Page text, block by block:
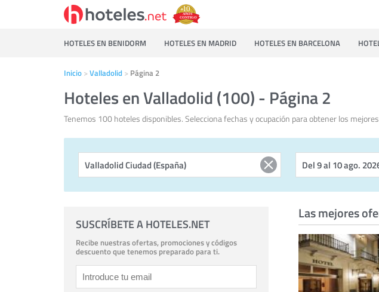
HOTELES EN BENIDORM HOTELES EN MADRID HOTELES EN BARCELONA
Inicio Valladolid Página 2
Hoteles en Valladolid (100) - Página 2
Tenemos 100 hoteles disponibles. Selecciona fechas y ocupación para obtener los
Las mejores
SUSCRÍBETE A HOTELES.NET
Recibe nuestras ofertas, promociones y códigos
descuento que tenemos preparado para ti.